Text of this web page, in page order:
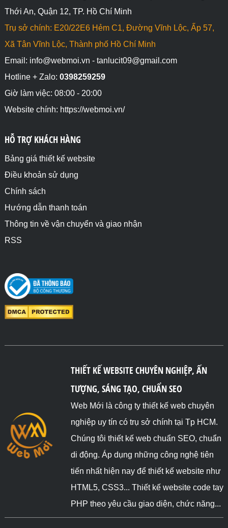
Thới An, Quận 12, TP. Hồ Chí Minh
Trụ sở chính: E20/22E6 Hẻm C1, Đường Vĩnh Lộc, Ấp 57,
Xã Tân Vĩnh Lộc, Thành phố Hồ Chí Minh
Email: info@webmoi.vn - tanlucit09@gmail.com
Hotline + Zalo: 0398259259
Giờ làm việc: 08:00 - 20:00
Website chính: https://webmoi.vn/
HỖ TRỢ KHÁCH HÀNG
Bảng giá thiết kế website
Điều khoản sử dụng
Chính sách
Hướng dẫn thanh toán
Thông tin về vận chuyển và giao nhận
RSS
THIẾT KẾ WEBSITE CHUYÊN NGHIỆP, ẤN
TƯỢNG, SÁNG TẠO, CHUẨN SEO
Web Mới là công ty thiết kế web chuyên
nghiệp uy tín có trụ sở chính tại Tp HCM.
Chúng tôi thiết kế web chuẩn SEO, chuẩn
di động. Áp dụng những công nghệ tiên
tiến nhất hiện nay để thiết kế website như
HTML5, CSS3... Thiết kế website code tay
PHP theo yêu cầu giao diện, chức năng...